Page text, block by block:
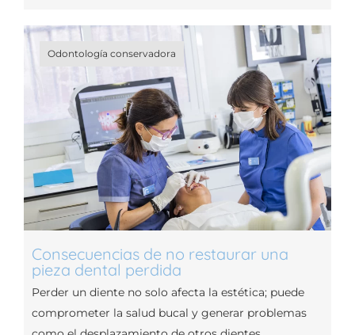
Odontología conservadora
Consecuencias de no restaurar una
pieza dental perdida
Perder un diente no solo afecta la estética; puede
comprometer la salud bucal y generar problemas